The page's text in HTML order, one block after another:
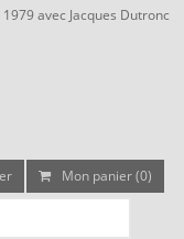
avec Jacques Dutronc
Mon panier (0)